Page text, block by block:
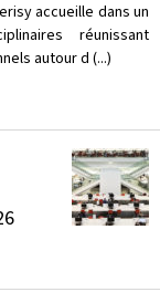
accueille dans un
réunissant
autour d (...)